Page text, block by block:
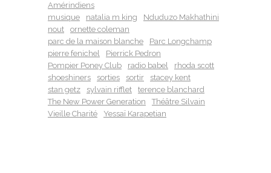
Amérindiens
musique
natalia m king
Nduduzo Makhathini
nout
ornette coleman
parc de la maison blanche
Parc Longchamp
pierre fenichel
Pierrick Pedron
Pompier Poney Club
radio babel
rhoda scott
shoeshiners
sorties sortir
stacey kent
stan getz
sylvain rifflet
terence blanchard
The New Power Generation
Théâtre Silvain
Vieille Charité
Yessaï Karapetian